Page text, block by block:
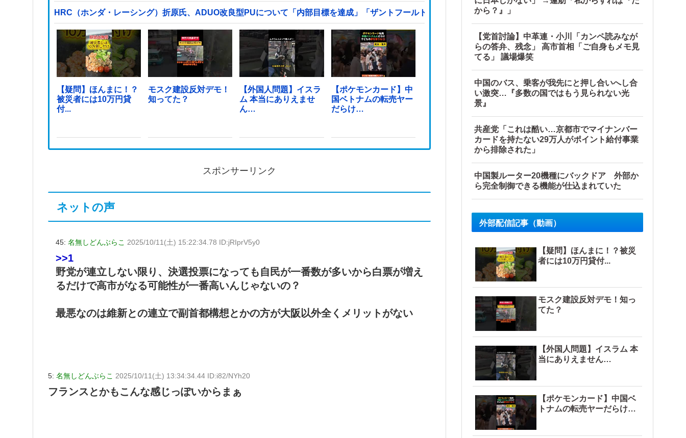
HRC（ホンダ・レーシング）折原氏、ADUO改良型PUについて「内部目標を達成」「ザントフールトが楽しみ」他
【疑問】ほんまに！？
被災者には10万円貸
付...
モスク建設反対デモ！
知ってた？
【外国人問題】イスラ
ム 本当にありえませ
ん…
【ポケモンカード】中
国ベトナムの転売ヤー
だらけ…
スポンサーリンク
ネットの声
45: 名無しどんぶらこ 2025/10/11(土) 15:22:34.78 ID:jRIprV5y0
>>1
野党が連立しない限り、決選投票になっても自民が一番数が多いから白票が増え
るだけで高市がなる可能性が一番高いんじゃないの？
最悪なのは維新との連立で副首都構想とかの方が大阪以外全くメリットがない
5: 名無しどんぶらこ 2025/10/11(土) 13:34:34.44 ID:i82/NYh20
フランスとかもこんな感じっぽいからまぁ
から？』」
【党首討論】中革連・小川「カンペ読みなが
らの答弁、残念」 高市首相「ご自身もメモ見
てる」 議場爆笑
中国のバス、乗客が我先にと押し合いへし合
い激突…『多数の国ではもう見られない光
景』
共産党「これは酷い…京都市でマイナンバー
カードを持たない29万人がポイント給付事業
から排除された」
中国製ルーター20機種にバックドア 外部か
ら完全制御できる機能が仕込まれていた
外部配信記事（動画）
【疑問】ほんまに！？被災
者には10万円貸付...
モスク建設反対デモ！知っ
てた？
【外国人問題】イスラム 本
当にありえません…
【ポケモンカード】中国ベ
トナムの転売ヤーだらけ…